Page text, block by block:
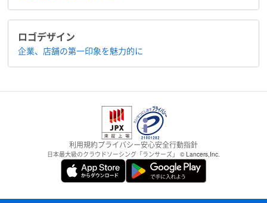
ロゴデザイン
企業、店舗の​第一印象を魅力的に
利用規約プライバシー安心安全行動指針
日本最大級のクラウドソーシング「ランサーズ」 © Lancers,Inc.